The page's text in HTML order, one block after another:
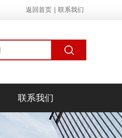
返回首页 联系我们
联系我们